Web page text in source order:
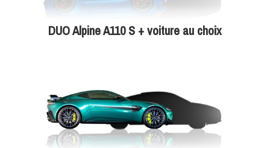
Restez bien à l’écoute pour progresser rapidement et
pilotage, pensez à récupérer votre diplôme pour garder un
DUO Alpine A110 S + voiture au choix